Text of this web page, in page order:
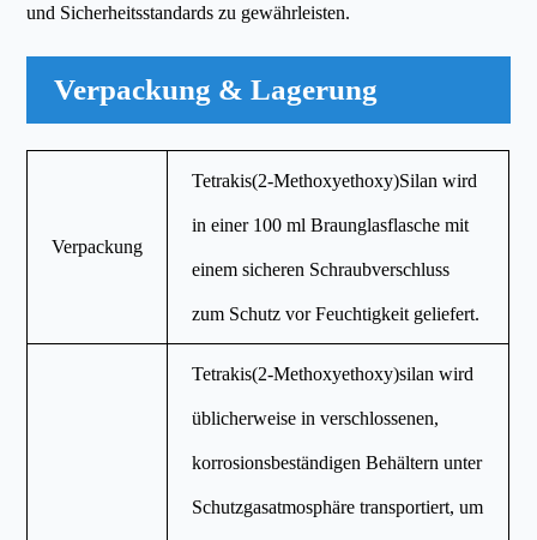
und Sicherheitsstandards zu gewährleisten.
Verpackung & Lagerung
Verpackung
Tetrakis(2-Methoxyethoxy)Silan wird
in einer 100 ml Braunglasflasche mit
einem sicheren Schraubverschluss
zum Schutz vor Feuchtigkeit geliefert.
Tetrakis(2-Methoxyethoxy)silan wird
üblicherweise in verschlossenen,
korrosionsbeständigen Behältern unter
Schutzgasatmosphäre transportiert, um